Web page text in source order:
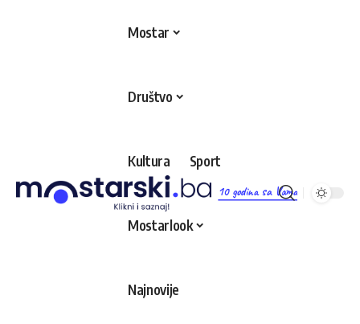
10 godina sa Vama
Mostar
Društvo
Kultura Sport
Mostarlook
Najnovije